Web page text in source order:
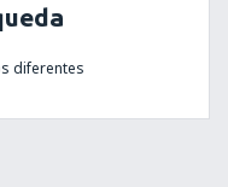
diferentes